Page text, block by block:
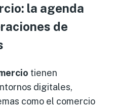
la agenda
de
tienen
digitales,
como el comercio